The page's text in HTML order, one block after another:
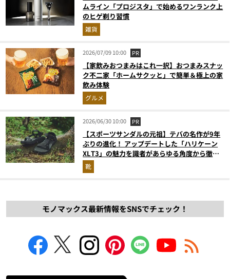
ムライン「プロジスタ」で始めるワンランク上
のヒゲ剃り習慣
雑貨
2026/07/09 10:00 PR
【家飲みおつまみはこれ一択】おつまみスナッ
ク不二家「ホームサクッと」で簡単＆極上の家
飲み体験
グルメ
2026/06/30 10:00 PR
【スポーツサンダルの元祖】テバの名作が9年
ぶりの進化！ アップデートした「ハリケーン
XLT3」の魅力を識者があらゆる角度から徹底
解説！
靴
モノマックス最新情報をSNSでチェック！